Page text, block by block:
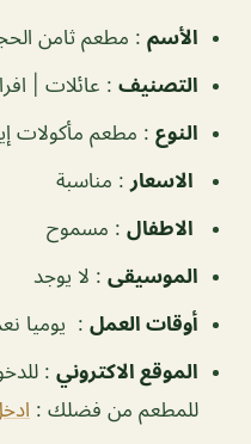
الأسم : مطعم ثامن
التصنيف : عائلات |
النوع : مطعم مأكولات
الاسعار : مناسبة
الاطفال : مسموح
الموسيقى : لا يوجد
‏أوقات العمل : يوميا
الموقع الاكتروني :
للمطعم من فضلك :